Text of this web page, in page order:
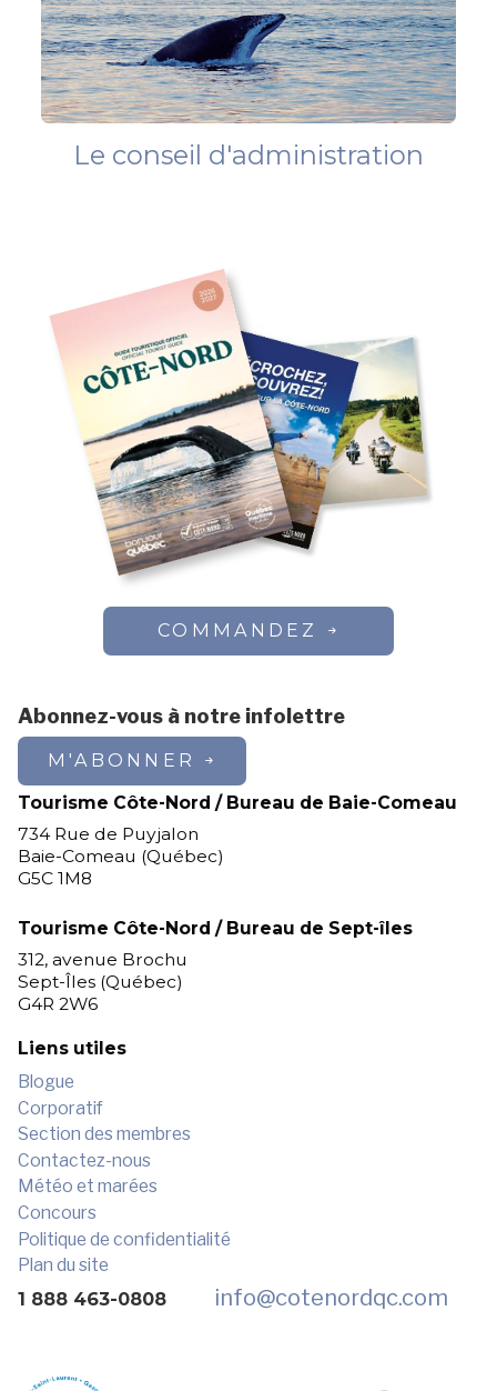
Le conseil d'administration
COMMANDEZ
Abonnez-vous à notre infolettre
M'ABONNER
Tourisme Côte-Nord / Bureau de Baie-Comeau
734 Rue de Puyjalon
Baie-Comeau (Québec)
G5C 1M8
Tourisme Côte-Nord / Bureau de Sept-îles
312, avenue Brochu
Sept-Îles (Québec)
G4R 2W6
Liens utiles
Blogue
Corporatif
Section des membres
Contactez-nous
Météo et marées
Concours
Politique de confidentialité
Plan du site
1 888 463-0808 info@cotenordqc.com